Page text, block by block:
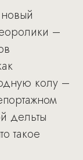
–
колу –
дельты
такое